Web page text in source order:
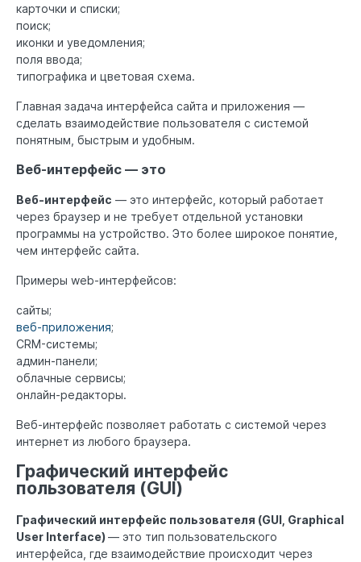
карточки и списки;
поиск;
иконки и уведомления;
поля ввода;
типографика и цветовая схема.
Главная задача интерфейса сайта и приложения —
сделать взаимодействие пользователя с системой
понятным, быстрым и удобным.
Веб-интерфейс — это
Веб-интерфейс — это интерфейс, который работает
через браузер и не требует отдельной установки
программы на устройство. Это более широкое понятие,
чем интерфейс сайта.
Примеры web-интерфейсов:
сайты;
веб-приложения;
CRM-системы;
админ-панели;
облачные сервисы;
онлайн-редакторы.
Веб-интерфейс позволяет работать с системой через
интернет из любого браузера.
Графический интерфейс
пользователя (GUI)
Графический интерфейс пользователя (GUI, Graphical
User Interface)— это тип пользовательского
интерфейса, где взаимодействие происходит через